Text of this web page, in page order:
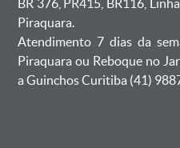
BR 376, PR415, BR116,
Piraquara.
Atendimento 7 dias da
Piraquara ou Reboque no
a Guinchos Curitiba (41)